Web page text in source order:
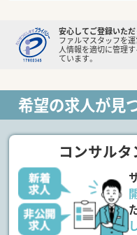
安心してご登録いた
ファルマスタッフを運
人情報を適切に管理
ています。
希望の求人が見
コンサル